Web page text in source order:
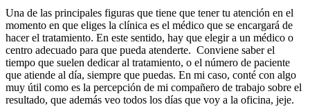
Una de las principales figuras que tiene que tener tu atención en el
momento en que eliges la clínica es el médico que se encargará de
hacer el tratamiento. En este sentido, hay que elegir a un médico o
centro adecuado para que pueda atenderte. Conviene saber el
tiempo que suelen dedicar al tratamiento, o el número de paciente
que atiende al día, siempre que puedas. En mi caso, conté con algo
muy útil como es la percepción de mi compañero de trabajo sobre el
resultado, que además veo todos los días que voy a la oficina, jeje.